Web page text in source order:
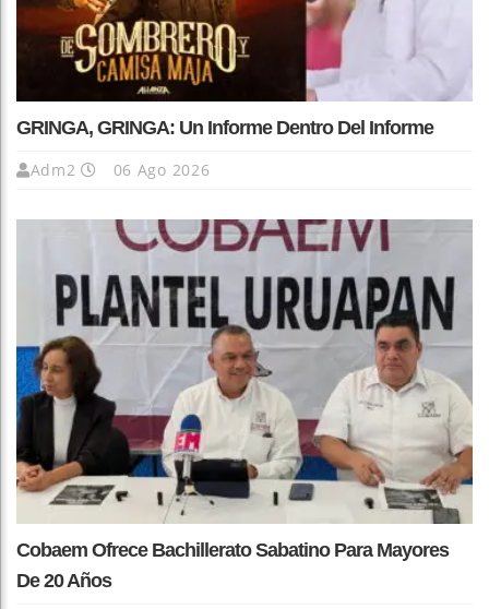
GRINGA, GRINGA: Un Informe Dentro Del Informe
Adm2 06 Ago 2026
Cobaem Ofrece Bachillerato Sabatino Para Mayores
De 20 Años